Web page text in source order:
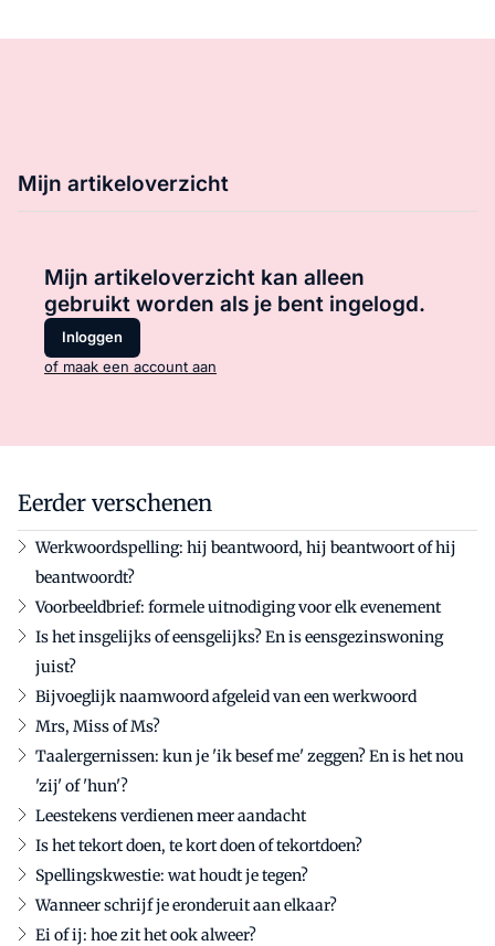
Mijn artikeloverzicht
Mijn artikeloverzicht kan alleen
gebruikt worden als je bent ingelogd.
Inloggen
of maak een account aan
Eerder verschenen
Werkwoordspelling: hij beantwoord, hij beantwoort of hij
beantwoordt?
Voorbeeldbrief: formele uitnodiging voor elk evenement
Is het insgelijks of eensgelijks? En is eensgezinswoning
juist?
Bijvoeglijk naamwoord afgeleid van een werkwoord
Mrs, Miss of Ms?
Taalergernissen: kun je 'ik besef me' zeggen? En is het nou
'zij' of 'hun'?
Leestekens verdienen meer aandacht
Is het tekort doen, te kort doen of tekortdoen?
Spellingskwestie: wat houdt je tegen?
Wanneer schrijf je eronderuit aan elkaar?
Ei of ij: hoe zit het ook alweer?